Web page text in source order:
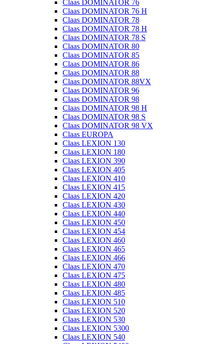
Claas DOMINATOR 76
Claas DOMINATOR 76 H
Claas DOMINATOR 78
Claas DOMINATOR 78 H
Claas DOMINATOR 78 S
Claas DOMINATOR 80
Claas DOMINATOR 85
Claas DOMINATOR 86
Claas DOMINATOR 88
Claas DOMINATOR 88VX
Claas DOMINATOR 96
Claas DOMINATOR 98
Claas DOMINATOR 98 H
Claas DOMINATOR 98 S
Claas DOMINATOR 98 VX
Claas EUROPA
Claas LEXION 130
Claas LEXION 180
Claas LEXION 390
Claas LEXION 405
Claas LEXION 410
Claas LEXION 415
Claas LEXION 420
Claas LEXION 430
Claas LEXION 440
Claas LEXION 450
Claas LEXION 454
Claas LEXION 460
Claas LEXION 465
Claas LEXION 466
Claas LEXION 470
Claas LEXION 475
Claas LEXION 480
Claas LEXION 485
Claas LEXION 510
Claas LEXION 520
Claas LEXION 530
Claas LEXION 5300
Claas LEXION 540